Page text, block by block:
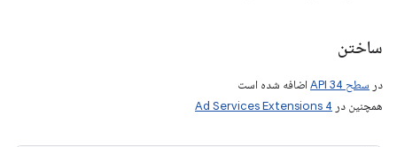
ساختن
در سطح API 34
اضافه شده است
همچنین در Ad Services Extensions 4